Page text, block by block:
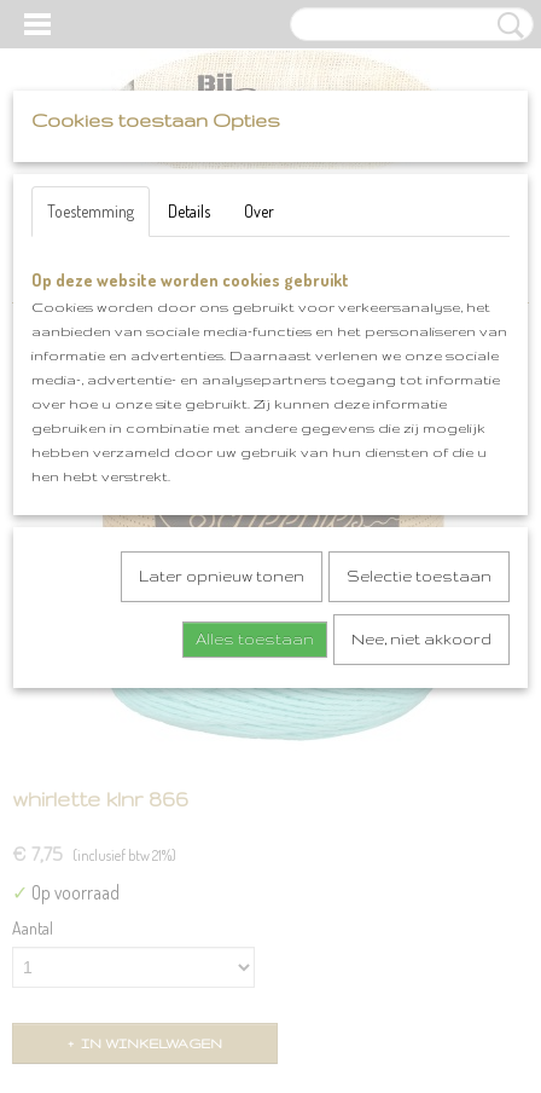
Inloggen Registreren UW WINKELWAGEN
Home >Scheepjes>Whirlette>whirlette klnr 866
whirlette klnr 866
€ 7,75 (inclusief btw 21%)
✓ Op voorraad
Aantal
IN WINKELWAGEN
Cookies toestaan Opties
Toestemming Details Over
Op deze website worden cookies gebruikt
Cookies worden door ons gebruikt voor verkeersanalyse, het
aanbieden van sociale media-functies en het personaliseren van
informatie en advertenties. Daarnaast verlenen we onze sociale
media-, advertentie- en analysepartners toegang tot informatie
over hoe u onze site gebruikt. Zij kunnen deze informatie
gebruiken in combinatie met andere gegevens die zij mogelijk
hebben verzameld door uw gebruik van hun diensten of die u
hen hebt verstrekt.
Later opnieuw tonen Selectie toestaan
Alles toestaan Nee, niet akkoord